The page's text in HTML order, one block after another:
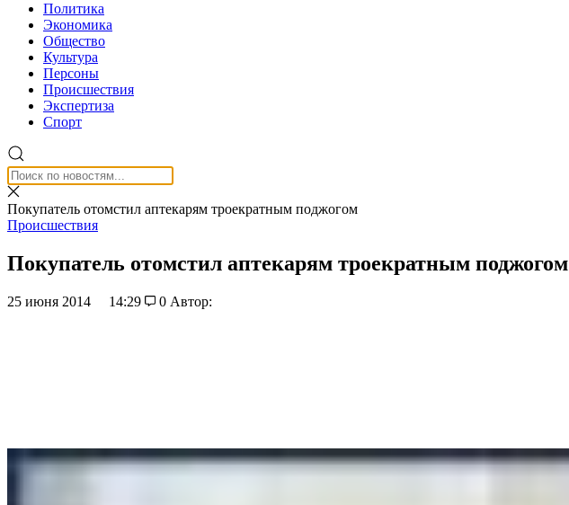
Политика
Экономика
Общество
Культура
Персоны
Происшествия
Экспертиза
Спорт
Покупатель отомстил аптекарям троекратным поджогом
Происшествия
Покупатель отомстил аптекарям троекратным поджогом
25 июня 2014 14:29 0 Автор: